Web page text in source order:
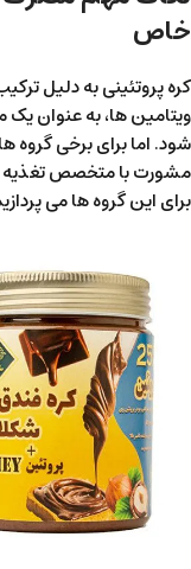
خاص
کره پروتئینی به دلیل
ویتامین ها، به عنوان
شود. اما برای برخی
مشورت با متخصص تغذیه
برای این گروه ها می